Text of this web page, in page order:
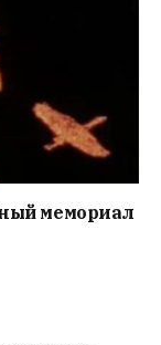
мемориал